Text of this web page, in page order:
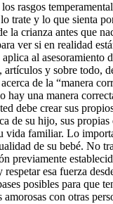
rasgos
trate y lo que sienta
la crianza antes que
ver si en realidad
al asesoramiento
artículos y sobre todo,
de la “manera
hay una manera
debe crear sus
de su hijo, sus propias
vida familiar. Lo
de su bebé. No
previamente
respetar esa fuerza
posibles para que
con otras